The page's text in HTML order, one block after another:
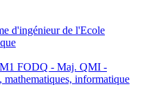
d'ingénieur de l'Ecole
FODQ - Maj. QMI -
mathematiques, informatique